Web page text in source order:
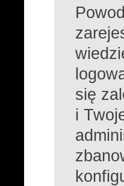
się
i